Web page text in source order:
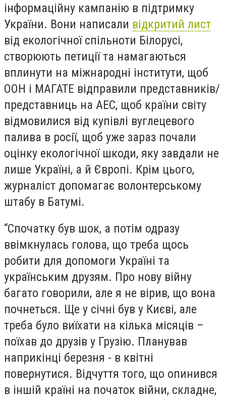
інформаційну кампанію в підтримку
України. Вони написали відкритий лист
від екологічної спільноти Білорусі,
створюють петиції та намагаються
вплинути на міжнародні інститути, щоб
ООН і МАГАТЕ відправили представників/
представниць на АЕС, щоб країни світу
відмовилися від купівлі вуглецевого
палива в росії, щоб уже зараз почали
оцінку екологічної шкоди, яку завдали не
лише Україні, а й Європі. Крім цього,
журналіст допомагає волонтерському
штабу в Батумі.
“Спочатку був шок, а потім одразу
ввімкнулась голова, що треба щось
робити для допомоги Україні та
українським друзям. Про нову війну
багато говорили, але я не вірив, що вона
почнеться. Ще у січні був у Києві, але
треба було виїхати на кілька місяців –
поїхав до друзів у Грузію. Планував
наприкінці березня - в квітні
повернутися. Відчуття того, що опинився
в іншій країні на початок війни, складне,